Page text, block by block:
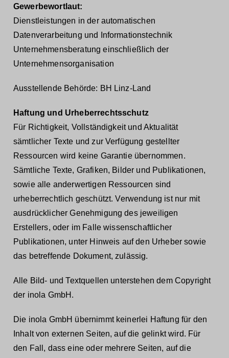
Gewerbewortlaut:
Dienstleistungen in der automatischen
Datenverarbeitung und Informationstechnik
Unternehmensberatung einschließlich der
Unternehmensorganisation
Ausstellende Behörde: BH Linz-Land
Haftung und Urheberrechtsschutz
Für Richtigkeit, Vollständigkeit und Aktualität
sämtlicher Texte und zur Verfügung gestellter
Ressourcen wird keine Garantie übernommen.
Sämtliche Texte, Grafiken, Bilder und Publikationen,
sowie alle anderwertigen Ressourcen sind
urheberrechtlich geschützt. Verwendung ist nur mit
ausdrücklicher Genehmigung des jeweiligen
Erstellers, oder im Falle wissenschaftlicher
Publikationen, unter Hinweis auf den Urheber sowie
das betreffende Dokument, zulässig.
Alle Bild- und Textquellen unterstehen dem Copyright
der inola GmbH.
Die inola GmbH übernimmt keinerlei Haftung für den
Inhalt von externen Seiten, auf die gelinkt wird. Für
den Fall, dass eine oder mehrere Seiten, auf die